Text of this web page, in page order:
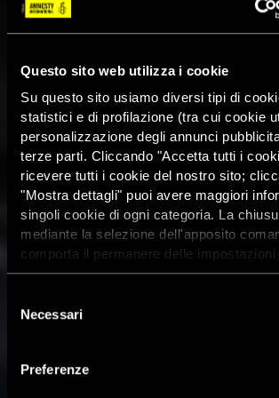
Questo sito web utilizza i cookie
Su questo sito usiamo diversi tipi di
statistici e di profilazione (tra cui cookie
personalizzazione degli annunci
terze parti. Cliccando "Accetta tutti i
ricevere tutti i cookie del nostro sito;
"Mostra dettagli" puoi avere maggiori
singoli cookie di ogni categoria. La
mediante la selezione dell'apposito
comporta il permanere delle impostazioni
dunque la continuazione della
dei cookie attivi sul sito clicca
delNecessari
Preferenze
L’Iran recluta